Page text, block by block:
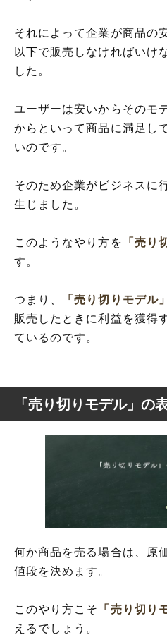
それによって企業が商品の
以下で販売しなければいけ
した。
ユーザーは安いからそのモ
からといって商品に満足し
いのです。
そのため企業がビジネスに
生じました。
このようなやり方を 「売り
す。
つまり、 「売り切りモデル」
販売したときに利益を獲得
ているのです。
「売り切りモデル」の
何か商品を売る場合は、原
値段を決めます。
このやり方こそ 「売り切り
えるでしょう。